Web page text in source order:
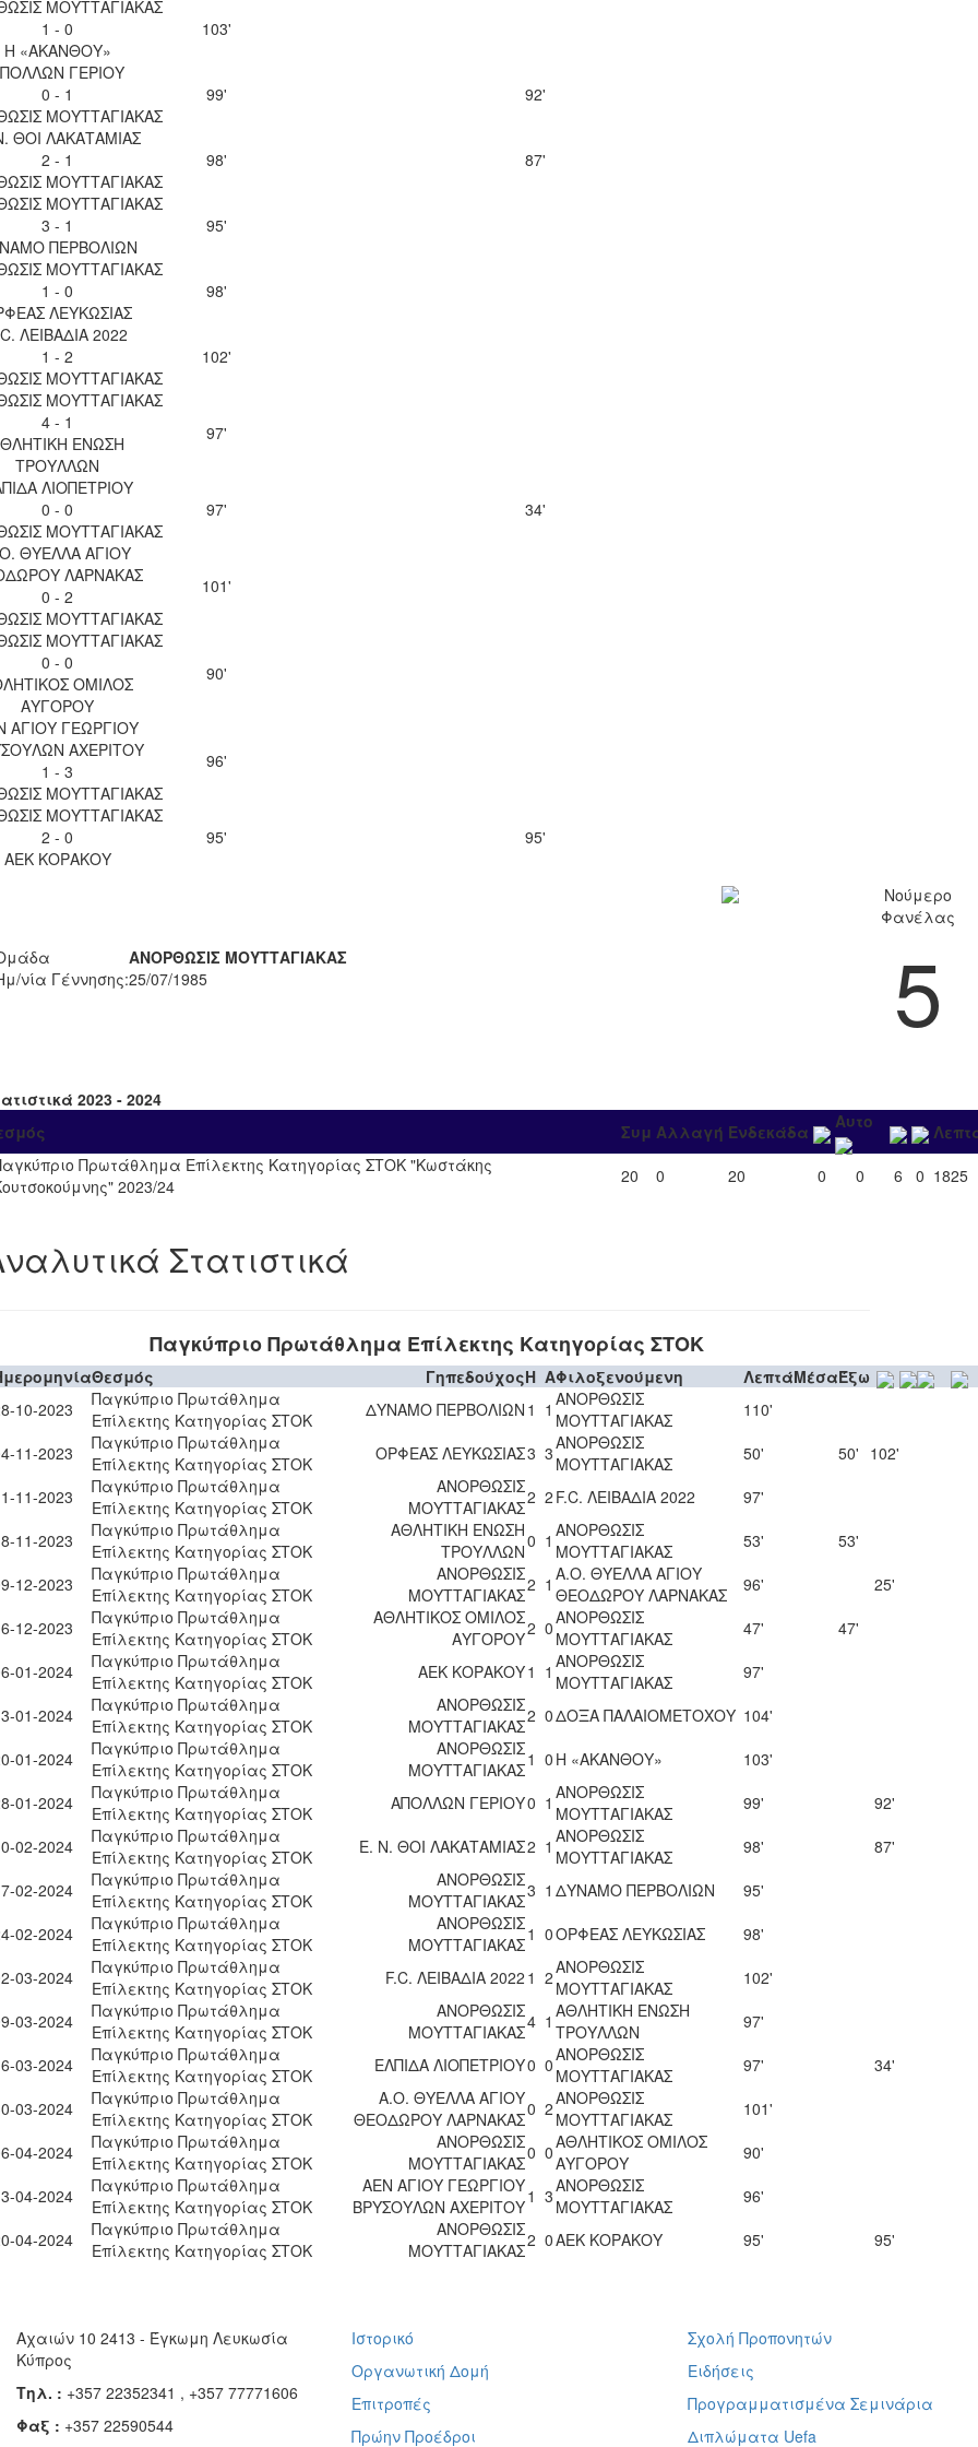
ΜΟΥΤΤΑΓΙΑΚΑΣ
1 - 0
Η «ΑΚΑΝΘΟΥ»
103'
ΓΕΡΙΟΥ
0 - 1
ΜΟΥΤΤΑΓΙΑΚΑΣ
99'
92'
ΘΟΙ ΛΑΚΑΤΑΜΙΑΣ
2 - 1
ΜΟΥΤΤΑΓΙΑΚΑΣ
98'
87'
ΜΟΥΤΤΑΓΙΑΚΑΣ
3 - 1
ΠΕΡΒΟΛΙΩΝ
95'
ΜΟΥΤΤΑΓΙΑΚΑΣ
1 - 0
ΛΕΥΚΩΣΙΑΣ
98'
ΛΕΙΒΑΔΙΑ 2022
1 - 2
ΜΟΥΤΤΑΓΙΑΚΑΣ
102'
ΜΟΥΤΤΑΓΙΑΚΑΣ
4 - 1
ΕΝΩΣΗ
ΤΡΟΥΛΛΩΝ
97'
ΛΙΟΠΕΤΡΙΟΥ
0 - 0
ΜΟΥΤΤΑΓΙΑΚΑΣ
97'
34'
ΘΥΕΛΛΑ ΑΓΙΟΥ
ΛΑΡΝΑΚΑΣ
0 - 2
ΜΟΥΤΤΑΓΙΑΚΑΣ
101'
ΜΟΥΤΤΑΓΙΑΚΑΣ
0 - 0
ΟΜΙΛΟΣ
ΑΥΓΟΡΟΥ
90'
ΑΓΙΟΥ ΓΕΩΡΓΙΟΥ
ΑΧΕΡΙΤΟΥ
1 - 3
ΜΟΥΤΤΑΓΙΑΚΑΣ
96'
ΜΟΥΤΤΑΓΙΑΚΑΣ
2 - 0
ΑΕΚ ΚΟΡΑΚΟΥ
95' 95'
ΑΝΟΡΘΩΣΙΣ ΜΟΥΤΤΑΓΙΑΚΑΣ
νία Γέννησης:25/07/1985
Νούμερο
Φανέλας
5
2023 - 2024
Συμ Αλλαγή Ενδεκάδα Αυτο
Πρωτάθλημα Επίλεκτης Κατηγορίας ΣΤΟΚ "Κωστάκης
2023/24
20 0 20 0 0 6 0 1825
Στατιστικά
Παγκύπριο Πρωτάθλημα Επίλεκτης Κατηγορίας ΣΤΟΚ
Θεσμός ΓηπεδούχοςH AΦιλοξενούμενη ΛεπτάΜέσαΈξω
10-2023
Παγκύπριο Πρωτάθλημα
Επίλεκτης Κατηγορίας ΣΤΟΚ
ΔΥΝΑΜΟ ΠΕΡΒΟΛΙΩΝ 1 1 ΑΝΟΡΘΩΣΙΣ
ΜΟΥΤΤΑΓΙΑΚΑΣ
110'
11-2023
Παγκύπριο Πρωτάθλημα
Επίλεκτης Κατηγορίας ΣΤΟΚ
ΟΡΦΕΑΣ ΛΕΥΚΩΣΙΑΣ3 3ΑΝΟΡΘΩΣΙΣ
ΜΟΥΤΤΑΓΙΑΚΑΣ
50' 50' 102'
11-2023
Παγκύπριο Πρωτάθλημα
Επίλεκτης Κατηγορίας ΣΤΟΚ
ΑΝΟΡΘΩΣΙΣ
ΜΟΥΤΤΑΓΙΑΚΑΣ2 2 F.C. ΛΕΙΒΑΔΙΑ 2022
97'
11-2023
Παγκύπριο Πρωτάθλημα
Επίλεκτης Κατηγορίας ΣΤΟΚ
ΑΘΛΗΤΙΚΗ ΕΝΩΣΗ
ΤΡΟΥΛΛΩΝ0 1 ΑΝΟΡΘΩΣΙΣ
ΜΟΥΤΤΑΓΙΑΚΑΣ
53'
53'
12-2023
Παγκύπριο Πρωτάθλημα
Επίλεκτης Κατηγορίας ΣΤΟΚ
ΑΝΟΡΘΩΣΙΣ
ΜΟΥΤΤΑΓΙΑΚΑΣ2 1 Α.Ο. ΘΥΕΛΛΑ ΑΓΙΟΥ
ΘΕΟΔΩΡΟΥ ΛΑΡΝΑΚΑΣ
96'
25'
12-2023
Παγκύπριο Πρωτάθλημα
Επίλεκτης Κατηγορίας ΣΤΟΚ
ΑΘΛΗΤΙΚΟΣ ΟΜΙΛΟΣ
ΑΥΓΟΡΟΥ2 0ΑΝΟΡΘΩΣΙΣ
ΜΟΥΤΤΑΓΙΑΚΑΣ
47'
47'
01-2024
Παγκύπριο Πρωτάθλημα
Επίλεκτης Κατηγορίας ΣΤΟΚ
ΑΕΚ ΚΟΡΑΚΟΥ1 1 ΑΝΟΡΘΩΣΙΣ
ΜΟΥΤΤΑΓΙΑΚΑΣ
97'
01-2024
Παγκύπριο Πρωτάθλημα
Επίλεκτης Κατηγορίας ΣΤΟΚ
ΑΝΟΡΘΩΣΙΣ
ΜΟΥΤΤΑΓΙΑΚΑΣ2 0ΔΟΞΑ ΠΑΛΑΙΟΜΕΤΟΧΟΥ 104'
01-2024
Παγκύπριο Πρωτάθλημα
Επίλεκτης Κατηγορίας ΣΤΟΚ
ΑΝΟΡΘΩΣΙΣ
ΜΟΥΤΤΑΓΙΑΚΑΣ1 0 Η «ΑΚΑΝΘΟΥ»
103'
01-2024
Παγκύπριο Πρωτάθλημα
Επίλεκτης Κατηγορίας ΣΤΟΚ
ΑΠΟΛΛΩΝ ΓΕΡΙΟΥ0 1 ΑΝΟΡΘΩΣΙΣ
ΜΟΥΤΤΑΓΙΑΚΑΣ
99'
92'
02-2024
Παγκύπριο Πρωτάθλημα
Επίλεκτης Κατηγορίας ΣΤΟΚ
Ε. Ν. ΘΟΙ ΛΑΚΑΤΑΜΙΑΣ2 1 ΑΝΟΡΘΩΣΙΣ
ΜΟΥΤΤΑΓΙΑΚΑΣ
98'
87'
02-2024
Παγκύπριο Πρωτάθλημα
Επίλεκτης Κατηγορίας ΣΤΟΚ
ΑΝΟΡΘΩΣΙΣ
ΜΟΥΤΤΑΓΙΑΚΑΣ3 1 ΔΥΝΑΜΟ ΠΕΡΒΟΛΙΩΝ
95'
02-2024
Παγκύπριο Πρωτάθλημα
Επίλεκτης Κατηγορίας ΣΤΟΚ
ΑΝΟΡΘΩΣΙΣ
ΜΟΥΤΤΑΓΙΑΚΑΣ1 0ΟΡΦΕΑΣ ΛΕΥΚΩΣΙΑΣ
98'
03-2024
Παγκύπριο Πρωτάθλημα
Επίλεκτης Κατηγορίας ΣΤΟΚ
F.C. ΛΕΙΒΑΔΙΑ 2022 1 2ΑΝΟΡΘΩΣΙΣ
ΜΟΥΤΤΑΓΙΑΚΑΣ
102'
03-2024
Παγκύπριο Πρωτάθλημα
Επίλεκτης Κατηγορίας ΣΤΟΚ
ΑΝΟΡΘΩΣΙΣ
ΜΟΥΤΤΑΓΙΑΚΑΣ4 1 ΑΘΛΗΤΙΚΗ ΕΝΩΣΗ
ΤΡΟΥΛΛΩΝ
97'
03-2024
Παγκύπριο Πρωτάθλημα
Επίλεκτης Κατηγορίας ΣΤΟΚ
ΕΛΠΙΔΑ ΛΙΟΠΕΤΡΙΟΥ0 0ΑΝΟΡΘΩΣΙΣ
ΜΟΥΤΤΑΓΙΑΚΑΣ
97'
34'
03-2024
Παγκύπριο Πρωτάθλημα
Επίλεκτης Κατηγορίας ΣΤΟΚ
Α.Ο. ΘΥΕΛΛΑ ΑΓΙΟΥ
ΘΕΟΔΩΡΟΥ ΛΑΡΝΑΚΑΣ0 2ΑΝΟΡΘΩΣΙΣ
ΜΟΥΤΤΑΓΙΑΚΑΣ
101'
04-2024
Παγκύπριο Πρωτάθλημα
Επίλεκτης Κατηγορίας ΣΤΟΚ
ΑΝΟΡΘΩΣΙΣ
ΜΟΥΤΤΑΓΙΑΚΑΣ0 0ΑΘΛΗΤΙΚΟΣ ΟΜΙΛΟΣ
ΑΥΓΟΡΟΥ
90'
04-2024
Παγκύπριο Πρωτάθλημα
Επίλεκτης Κατηγορίας ΣΤΟΚ
ΑΕΝ ΑΓΙΟΥ ΓΕΩΡΓΙΟΥ
ΒΡΥΣΟΥΛΩΝ ΑΧΕΡΙΤΟΥ1 3ΑΝΟΡΘΩΣΙΣ
ΜΟΥΤΤΑΓΙΑΚΑΣ
96'
04-2024
Παγκύπριο Πρωτάθλημα
Επίλεκτης Κατηγορίας ΣΤΟΚ
ΑΝΟΡΘΩΣΙΣ
ΜΟΥΤΤΑΓΙΑΚΑΣ2 0ΑΕΚ ΚΟΡΑΚΟΥ 95' 95'
Αχαιών 10 2413 - Έγκωμη Λευκωσία
Κύπρος
Τηλ. : +357 22352341 , +357 77771606
Φαξ : +357 22590544
Ιστορικό
Οργανωτική Δομή
Επιτροπές
Πρώην Προέδροι
Σχολή Προπονητών
Ειδήσεις
Προγραμματισμένα Σεμινάρια
Διπλώματα Uefa